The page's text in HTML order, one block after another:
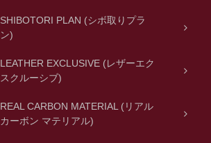
SHIBOTORI PLAN (シボ取りプラ
ン)
LEATHER EXCLUSIVE (レザーエク
スクルーシブ)
REAL CARBON MATERIAL (リアル
カーボン マテリアル)